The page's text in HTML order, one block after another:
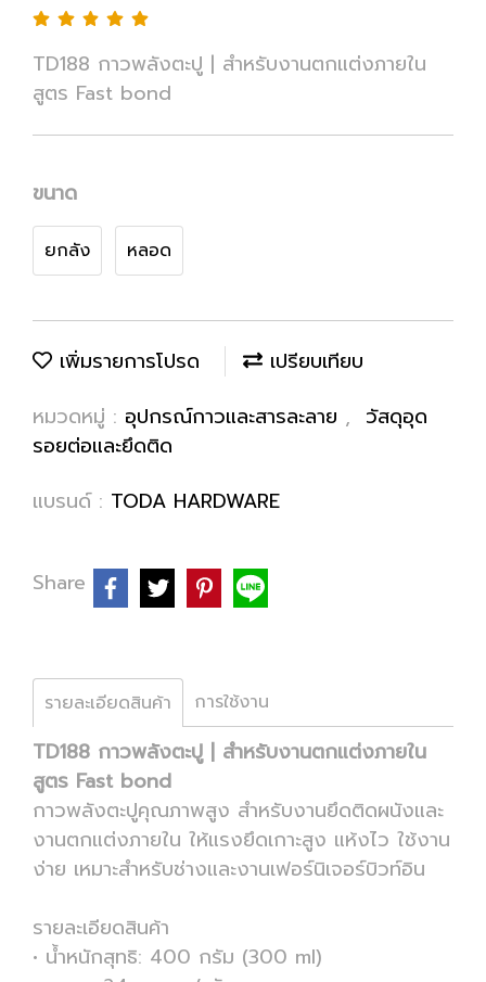
TD188 กาวพลังตะปู | สำหรับงานตกแต่งภายใน
สูตร Fast bond
ขนาด
ยกลัง หลอด
เพิ่มรายการโปรด
เปรียบเทียบ
หมวดหมู่ : อุปกรณ์กาวและสารละลาย , วัสดุอุด
รอยต่อและยึดติด
แบรนด์ : TODA HARDWARE
Share
รายละเอียดสินค้า การใช้งาน
TD188 กาวพลังตะปู | สำหรับงานตกแต่งภายใน
สูตร Fast bond
กาวพลังตะปูคุณภาพสูง สำหรับงานยึดติดผนังและ
งานตกแต่งภายใน ให้แรงยึดเกาะสูง แห้งไว ใช้งาน
ง่าย เหมาะสำหรับช่างและงานเฟอร์นิเจอร์บิวท์อิน
รายละเอียดสินค้า
• น้ำหนักสุทธิ: 400 กรัม (300 ml)